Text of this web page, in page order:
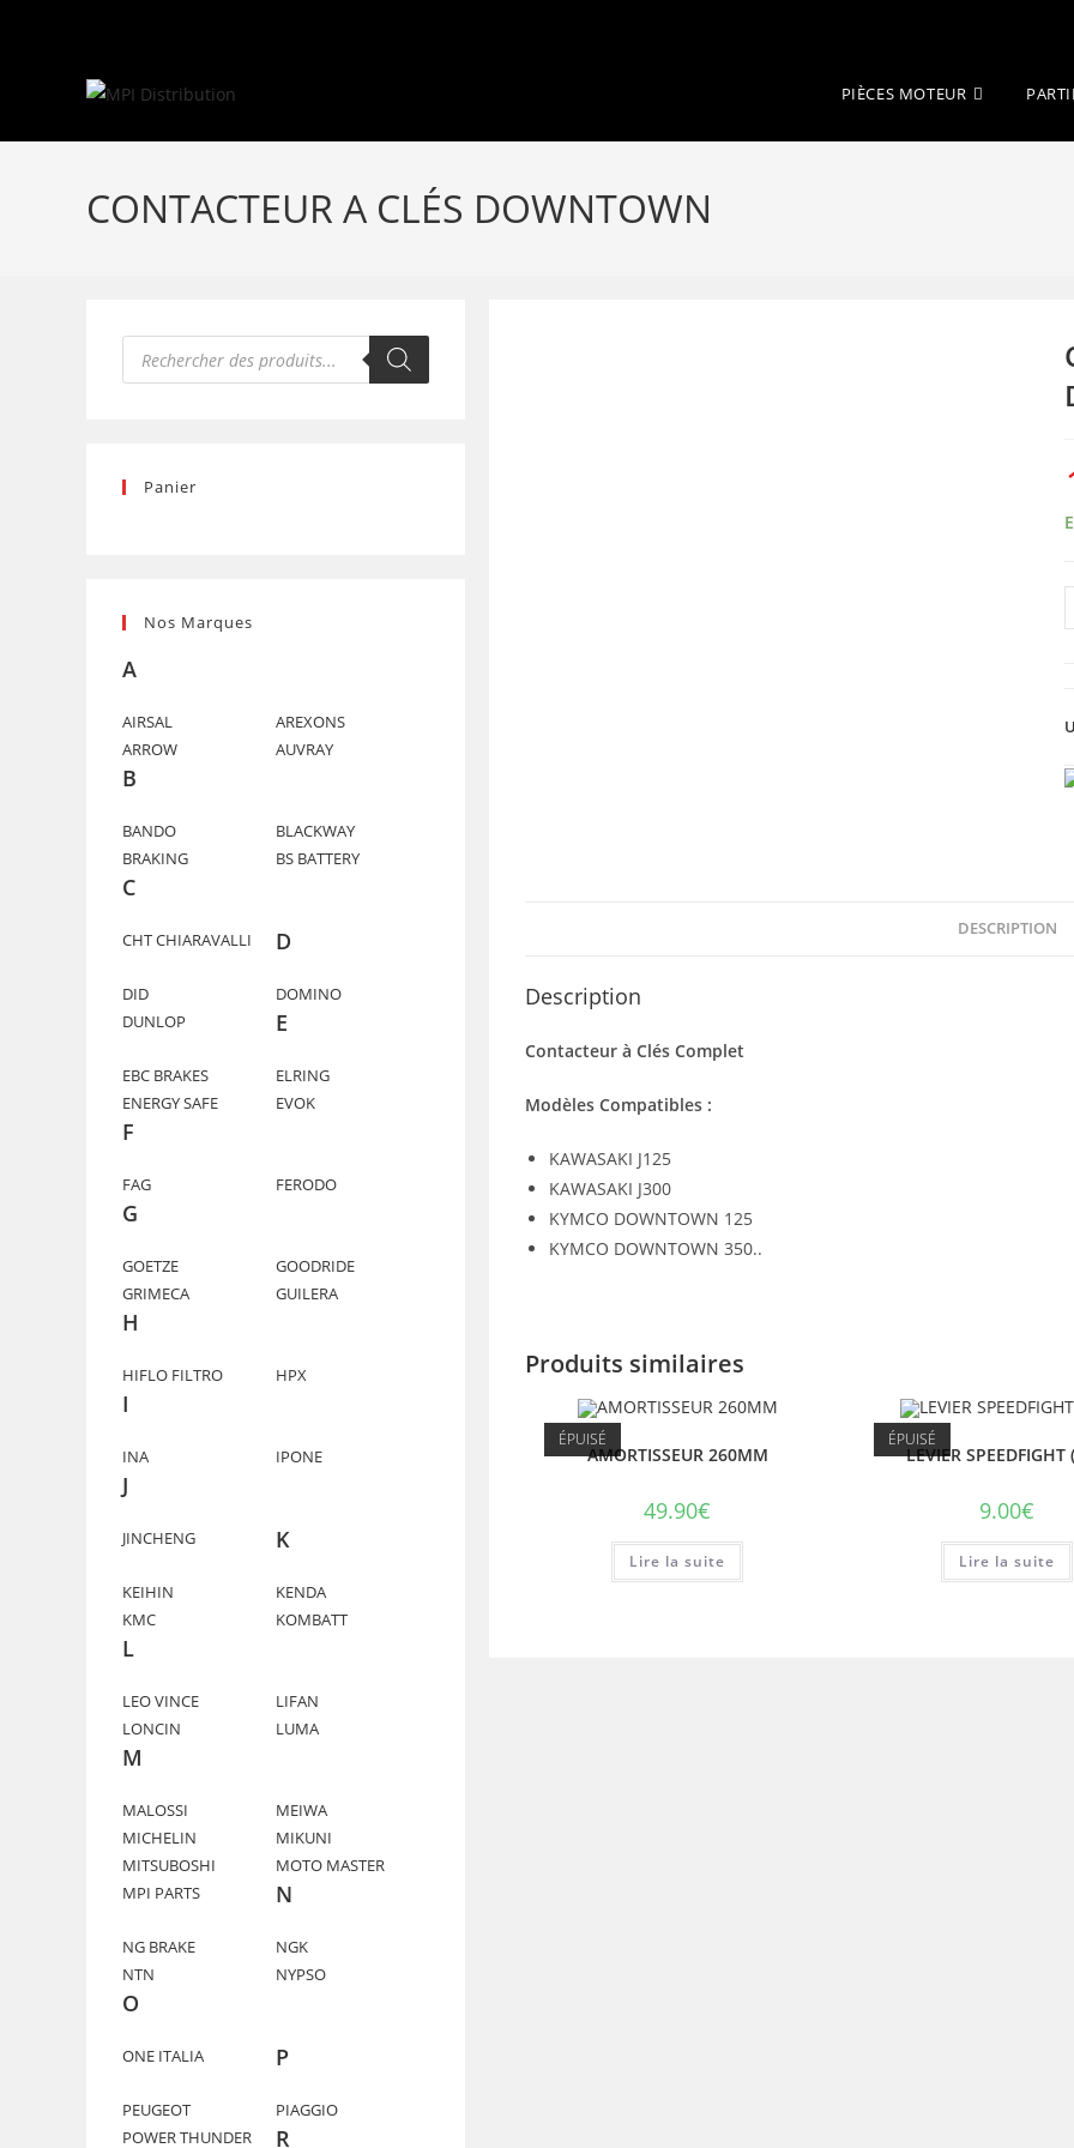
PIÈCES MOTEUR
CONTACTEUR A CLÉS DOWNTOWN
DESCRIPTION
Description
Contacteur à Clés Complet
Modèles Compatibles :
KAWASAKI J125
KAWASAKI J300
KYMCO DOWNTOWN 125
KYMCO DOWNTOWN 350..
Produits similaires
ÉPUISÉ
AMORTISSEUR 260MM
49.90€
Lire la suite
ÉPUISÉ
LEVIER SPEEDFIGHT
9.00€
Lire la suite
Recherche
produits
Panier
Nos Marques
A
AIRSAL
AREXONS
ARROW
AUVRAY
B
BANDO
BLACKWAY
BRAKING
BS BATTERY
C
CHT CHIARAVALLI D
DID
DOMINO
DUNLOP
E
EBC BRAKES
ELRING
ENERGY SAFE
EVOK
F
FAG FERODO
G
GOETZE
GOODRIDE
GRIMECA
GUILERA
H
HIFLO FILTRO HPX
I
INA IPONE
J
JINCHENG K
KEIHIN
KENDA
KMC
KOMBATT
L
LEO VINCE
LIFAN
LONCIN
LUMA
M
MALOSSI
MEIWA
MICHELIN
MIKUNI
MITSUBOSHI
MOTO MASTER
MPI PARTS
N
NG BRAKE
NGK
NTN
NYPSO
O
ONE ITALIA P
PEUGEOT
PIAGGIO
POWER THUNDER
R